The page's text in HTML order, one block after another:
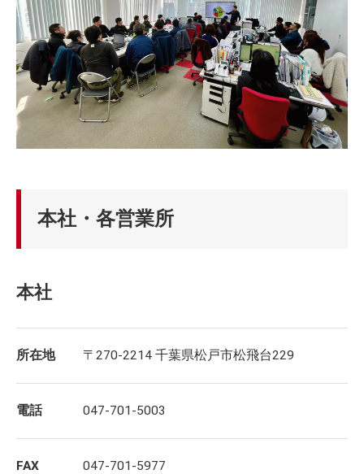
本社・各営業所
本社
所在地 〒270-2214 千葉県松戸市松飛台229
電話 047-701-5003
FAX 047-701-5977